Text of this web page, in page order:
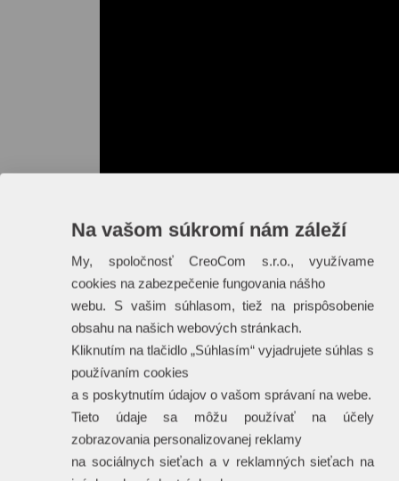
Na vašom súkromí nám záleží
My, spoločnosť CreoCom s.r.o., využívame
cookies na zabezpečenie fungovania nášho
webu. S vašim súhlasom, tiež na prispôsobenie
obsahu na našich webových stránkach.
Kliknutím na tlačidlo „Súhlasím“ vyjadrujete súhlas s
používaním cookies
a s poskytnutím údajov o vašom správaní na webe.
Tieto údaje sa môžu používať na účely
zobrazovania personalizovanej reklamy
na sociálnych sieťach a v reklamných sieťach na